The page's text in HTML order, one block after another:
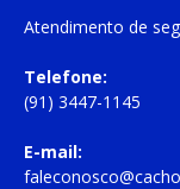
Atendimento de
Telefone:
(91) 3447-1145
E-mail: